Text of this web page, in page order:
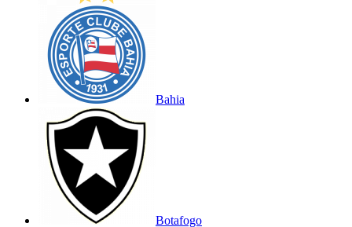
Bahia
Botafogo